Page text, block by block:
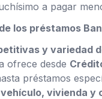
a pagar
los préstamos
y variedad
ofrece desde
préstamos
vivienda y